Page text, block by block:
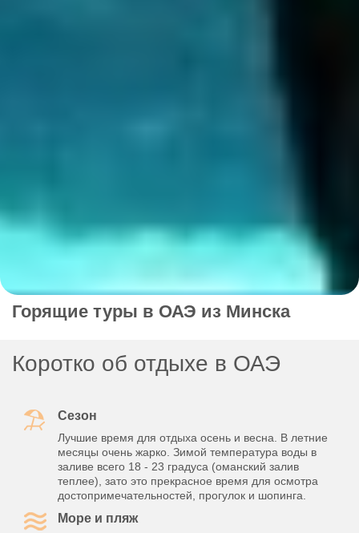
Горящие туры в ОАЭ из Минска
Коротко об отдыхе в ОАЭ
Сезон
Лучшие время для отдыха осень и весна. В летние
месяцы очень жарко. Зимой температура воды в
заливе всего 18 - 23 градуса (оманский залив
теплее), зато это прекрасное время для осмотра
достопримечательностей, прогулок и шопинга.
Море и пляж